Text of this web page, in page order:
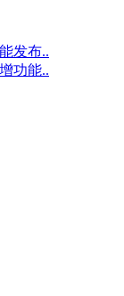
发布..
功能..